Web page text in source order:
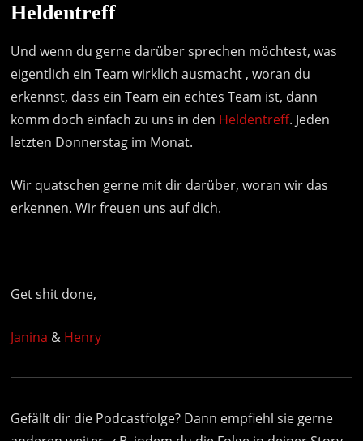
Heldentreff
Und wenn du gerne darüber sprechen möchtest, was
eigentlich ein Team wirklich ausmacht , woran du
erkennst, dass ein Team ein echtes Team ist, dann
komm doch einfach zu uns in den Heldentreff. Jeden
letzten Donnerstag im Monat.
Wir quatschen gerne mit dir darüber, woran wir das
erkennen. Wir freuen uns auf dich.
Get shit done,
Janina & Henry
Gefällt dir die Podcastfolge? Dann empfiehl sie gerne